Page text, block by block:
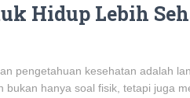
Hidup Lebih
pengetahuan kesehatan adalah
hanya soal fisik, tetapi juga